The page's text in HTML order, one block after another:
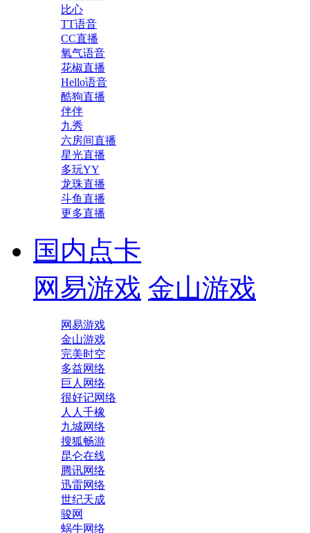
比心
TT语音
CC直播
氧气语音
花椒直播
Hello语音
酷狗直播
伴伴
九秀
六房间直播
星光直播
多玩YY
龙珠直播
斗鱼直播
更多直播
国内点卡
网易游戏 金山游戏
网易游戏
金山游戏
完美时空
多益网络
巨人网络
很好记网络
人人千橡
九城网络
搜狐畅游
昆仑在线
腾讯网络
迅雷网络
世纪天成
骏网
蜗牛网络